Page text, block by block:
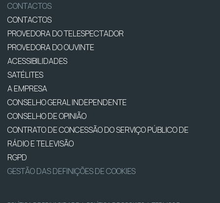
CONTACTOS
CONTACTOS
PROVEDORA DO TELESPECTADOR
PROVEDORA DO OUVINTE
ACESSIBILIDADES
SATÉLITES
A EMPRESA
CONSELHO GERAL INDEPENDENTE
CONSELHO DE OPINIÃO
CONTRATO DE CONCESSÃO DO SERVIÇO PÚBLICO DE
RÁDIO E TELEVISÃO
RGPD
GESTÃO DAS DEFINIÇÕES DE COOKIES